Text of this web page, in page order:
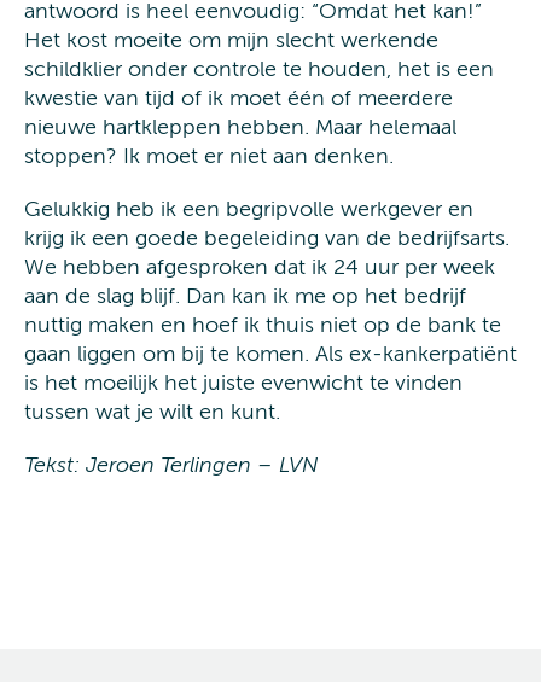
antwoord is heel eenvoudig: “Omdat het kan!”
Het kost moeite om mijn slecht werkende
schildklier onder controle te houden, het is een
kwestie van tijd of ik moet één of meerdere
nieuwe hartkleppen hebben. Maar helemaal
stoppen? Ik moet er niet aan denken.
Gelukkig heb ik een begripvolle werkgever en
krijg ik een goede begeleiding van de bedrijfsarts.
We hebben afgesproken dat ik 24 uur per week
aan de slag blijf. Dan kan ik me op het bedrijf
nuttig maken en hoef ik thuis niet op de bank te
gaan liggen om bij te komen. Als ex-kankerpatiënt
is het moeilijk het juiste evenwicht te vinden
tussen wat je wilt en kunt.
Tekst: Jeroen Terlingen – LVN